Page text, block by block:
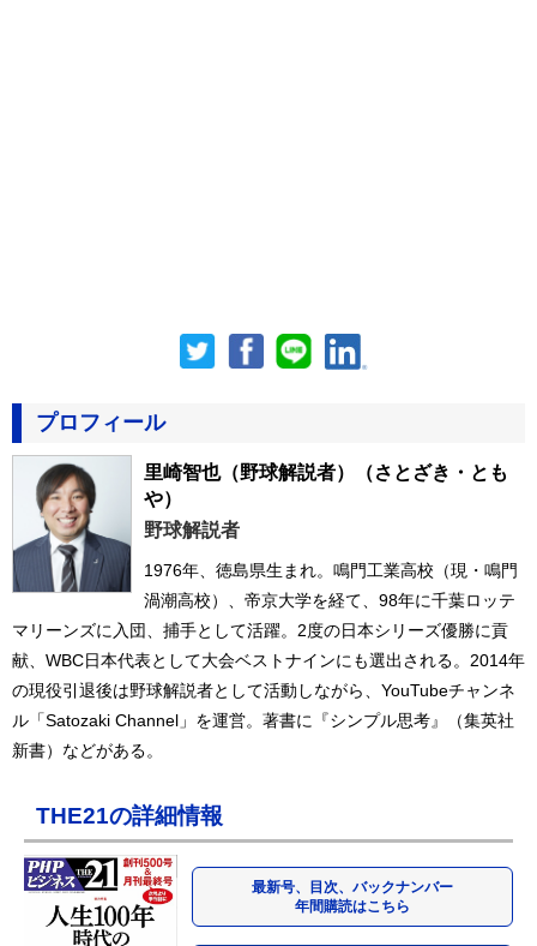
プロフィール
里崎智也（野球解説者）
（さとざき・とも
や）
野球解説者
1976年、徳島県生まれ。鳴門工業高校（現・鳴門
渦潮高校）、帝京大学を経て、98年に千葉ロッテ
マリーンズに入団、捕手として活躍。2度の日本シリーズ優勝に貢
献、WBC日本代表として大会ベストナインにも選出される。2014年
の現役引退後は野球解説者として活動しながら、YouTubeチャンネ
ル「Satozaki Channel」を運営。著書に『シンプル思考』（集英社
新書）などがある。
THE21の詳細情報
最新号、目次、バックナンバー
年間購読はこちら